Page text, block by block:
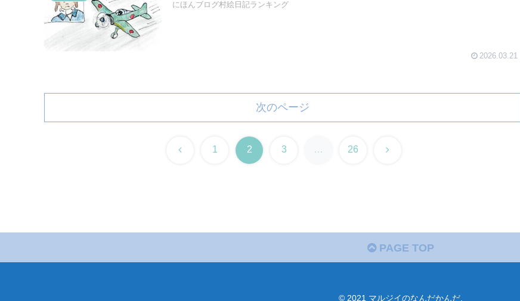
にほんブログ村絵日記ランキング
2026.03.21
次のページ
前 1 2 3 … 26 次
PAGE TOP
© 2021 マルジイのなんだかんだ.